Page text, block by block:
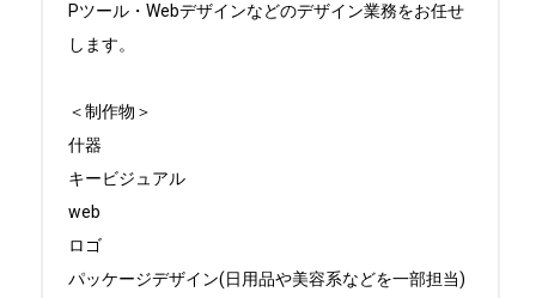
Pツール・Webデザインなどのデザイン業務をお任せ
します。
＜制作物＞
什器
キービジュアル
web
ロゴ
パッケージデザイン(日用品や美容系などを一部担当)